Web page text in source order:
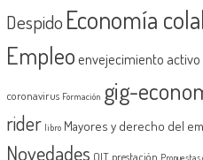
Despido Economía
Empleoenvejecimiento activo
coronavirus Formación gig-
rider libro Mayores y derecho del
Novedades OIT prestación